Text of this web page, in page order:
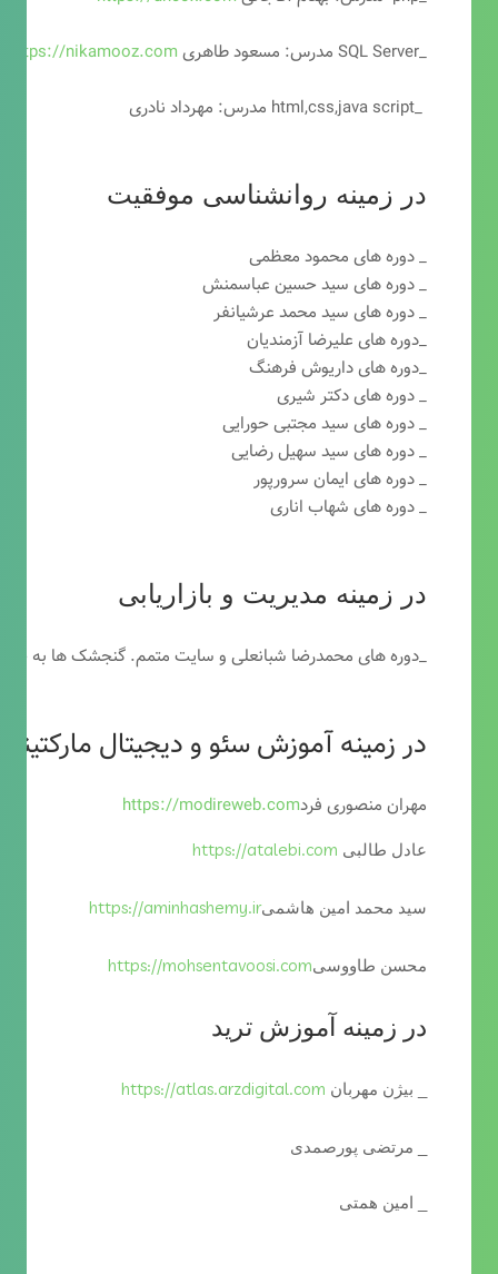
_SQL Server مدرس: مسعود طاهری
https://nikamooz.com
_html,css,java script مدرس: مهرداد نادری
در زمینه روانشناسی موفقیت
_ دوره های محمود معظمی
_ دوره های سید حسین عباسمنش
_ دوره های سید محمد عرشیانفر
_دوره های علیرضا آزمندیان
_دوره های داریوش فرهنگ
_ دوره های دکتر شیری
_ دوره های سید مجتبی حورایی
_ دوره های سید سهیل رضایی
_ دوره های ایمان سرورپور
_ دوره های شهاب اناری
در زمینه مدیریت و بازاریابی
_دوره های محمدرضا شبانعلی و سایت متمم. گنجشک ها به
در زمینه آموزش سئو و دیجیتال
مهران منصوری فردhttps://modireweb.com
عادل طالبی https://atalebi.com
سید محمد امین هاشمیhttps://aminhashemy.ir
محسن طاووسیhttps://mohsentavoosi.com
در زمینه آموزش ترید
_ بیژن مهربان https://atlas.arzdigital.com
_ مرتضی پورصمدی
_ امین همتی